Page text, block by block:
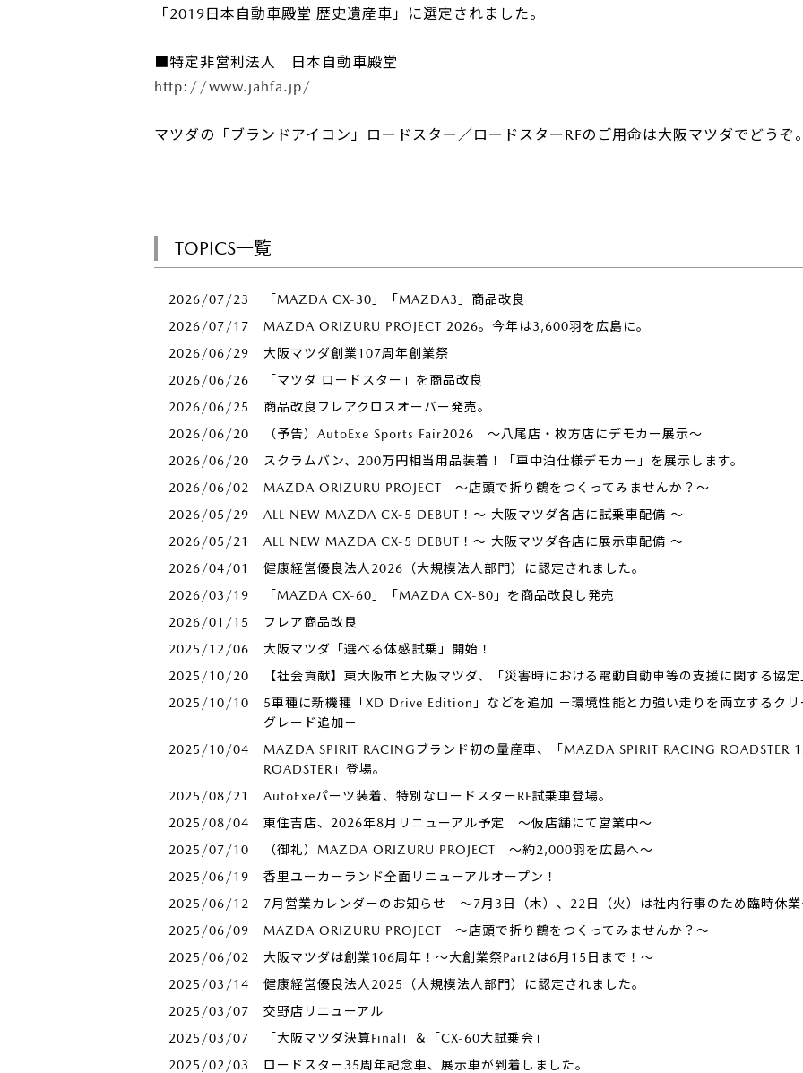
「2019日本自動車殿堂 歴史遺産車」に選定されました。
■特定非営利法人 日本自動車殿堂
http://www.jahfa.jp/
マツダの「ブランドアイコン」ロードスター／ロードスターRFのご用命は大阪マツダでどうぞ。
TOPICS一覧
2026/07/23
「MAZDA CX-30」「MAZDA3」商品改良
2026/07/17
MAZDA ORIZURU PROJECT 2026。今年は3,600羽を広島に。
2026/06/29
大阪マツダ創業107周年創業祭
2026/06/26
「マツダ ロードスター」を商品改良
2026/06/25
商品改良フレアクロスオーバー発売。
2026/06/20
（予告）AutoExe Sports Fair2026 ～八尾店・枚方店にデモカー展示～
2026/06/20
スクラムバン、200万円相当用品装着！「車中泊仕様デモカー」を展示します。
2026/06/02
MAZDA ORIZURU PROJECT ～店頭で折り鶴をつくってみませんか？～
2026/05/29
ALL NEW MAZDA CX-5 DEBUT！～ 大阪マツダ各店に試乗車配備 ～
2026/05/21
ALL NEW MAZDA CX-5 DEBUT！～ 大阪マツダ各店に展示車配備 ～
2026/04/01
健康経営優良法人2026（大規模法人部門）に認定されました。
2026/03/19
「MAZDA CX-60」「MAZDA CX-80」を商品改良し発売
2026/01/15
フレア商品改良
2025/12/06
大阪マツダ「選べる体感試乗」開始！
2025/10/20
【社会貢献】東大阪市と大阪マツダ、「災害時における電動自動車等の支援に関する協
2025/10/10
5車種に新機種「XD Drive Edition」などを追加 －環境性能と力強い走りを両立するクリ
グレード追加－
2025/10/04
MAZDA SPIRIT RACINGブランド初の量産車、「MAZDA SPIRIT RACING ROADSTER
ROADSTER」登場。
2025/08/21
AutoExeパーツ装着、特別なロードスターRF試乗車登場。
2025/08/04
東住吉店、2026年8月リニューアル予定 ～仮店舗にて営業中～
2025/07/10
（御礼）MAZDA ORIZURU PROJECT ～約2,000羽を広島へ～
2025/06/19
香里ユーカーランド全面リニューアルオープン！
2025/06/12
7月営業カレンダーのお知らせ ～7月3日（木）、22日（火）は社内行事のため臨時休業
2025/06/09
MAZDA ORIZURU PROJECT ～店頭で折り鶴をつくってみませんか？～
2025/06/02
大阪マツダは創業106周年！～大創業祭Part2は6月15日まで！～
2025/03/14
健康経営優良法人2025（大規模法人部門）に認定されました。
2025/03/07
交野店リニューアル
2025/03/07
「大阪マツダ決算Final」＆「CX-60大試乗会」
2025/02/03
ロードスター35周年記念車、展示車が到着しました。